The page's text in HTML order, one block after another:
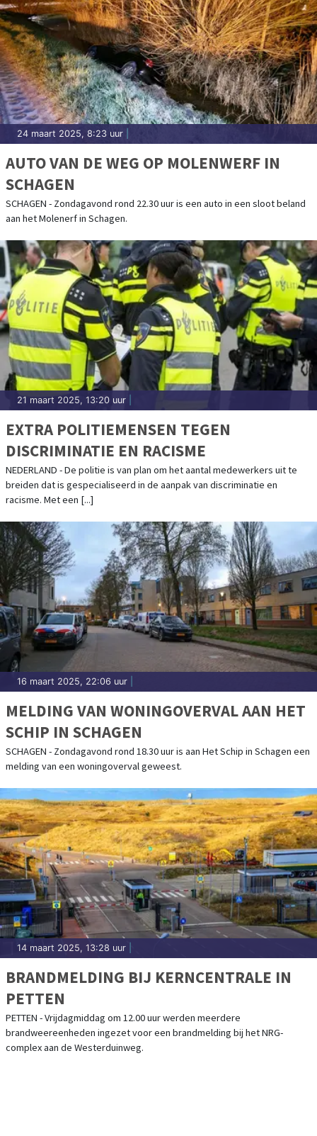
24 maart 2025, 8:23 uur
AUTO VAN DE WEG OP MOLENWERF IN
SCHAGEN
SCHAGEN - Zondagavond rond 22.30 uur is een auto in een sloot beland
aan het Molenerf in Schagen.
21 maart 2025, 13:20 uur
EXTRA POLITIEMENSEN TEGEN
DISCRIMINATIE EN RACISME
NEDERLAND - De politie is van plan om het aantal medewerkers uit te
breiden dat is gespecialiseerd in de aanpak van discriminatie en
racisme. Met een [...]
16 maart 2025, 22:06 uur
MELDING VAN WONINGOVERVAL AAN HET
SCHIP IN SCHAGEN
SCHAGEN - Zondagavond rond 18.30 uur is aan Het Schip in Schagen een
melding van een woningoverval geweest.
14 maart 2025, 13:28 uur
BRANDMELDING BIJ KERNCENTRALE IN
PETTEN
PETTEN - Vrijdagmiddag om 12.00 uur werden meerdere
brandweereenheden ingezet voor een brandmelding bij het NRG-
complex aan de Westerduinweg.